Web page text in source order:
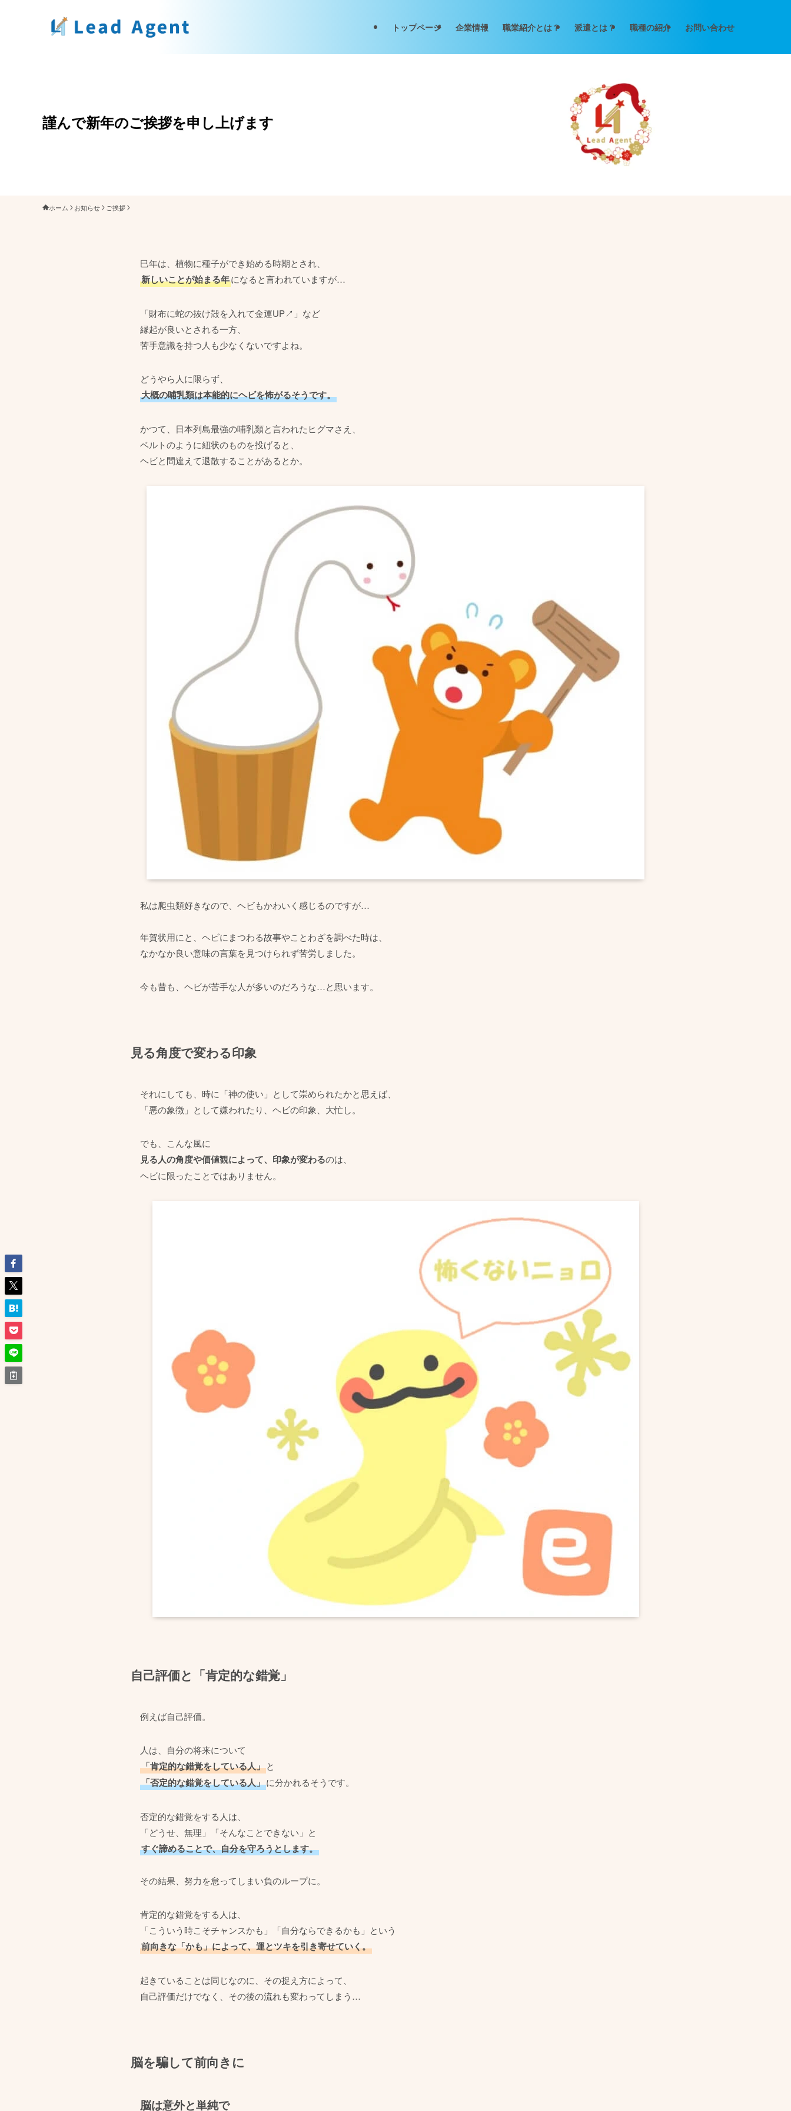
トップページ 企業情報 職業紹介とは？ 派遣とは？ 職種の紹介 お問い合わせ
謹んで新年のご挨拶を申し上げます
ホーム お知らせ ご挨拶
巳年は、植物に種子ができ始める時期とされ、
新しいことが始まる年になると言われていますが…
「財布に蛇の抜け殻を入れて金運UP↗」など
縁起が良いとされる一方、
苦手意識を持つ人も少なくないですよね。
どうやら人に限らず、
大概の哺乳類は本能的にヘビを怖がるそうです。
かつて、日本列島最強の哺乳類と言われたヒグマさえ、
ベルトのように紐状のものを投げると、
ヘビと間違えて退散することがあるとか。
私は爬虫類好きなので、ヘビもかわいく感じるのですが…
年賀状用にと、ヘビにまつわる故事やことわざを調べた時は、
なかなか良い意味の言葉を見つけられず苦労しました。
今も昔も、ヘビが苦手な人が多いのだろうな…と思います。
見る角度で変わる印象
それにしても、時に「神の使い」として崇められたかと思えば、
「悪の象徴」として嫌われたり、ヘビの印象、大忙し。
でも、こんな風に
見る人の角度や価値観によって、印象が変わるのは、
ヘビに限ったことではありません。
自己評価と「肯定的な錯覚」
例えば自己評価。
人は、自分の将来について
「肯定的な錯覚をしている人」と
「否定的な錯覚をしている人」に分かれるそうです。
否定的な錯覚をする人は、
「どうせ、無理」「そんなことできない」と
すぐ諦めることで、自分を守ろうとします。
その結果、努力を怠ってしまい負のループに。
肯定的な錯覚をする人は、
「こういう時こそチャンスかも」「自分ならできるかも」という
前向きな「かも」によって、運とツキを引き寄せていく。
起きていることは同じなのに、その捉え方によって、
自己評価だけでなく、その後の流れも変わってしまう…
脳を騙して前向きに
脳は意外と単純で